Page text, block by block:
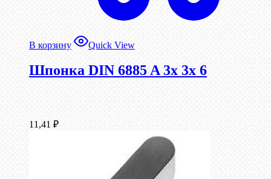
В корзину Quick View
Шпонка DIN 6885 A 3x 3x 6
11,41 ₽